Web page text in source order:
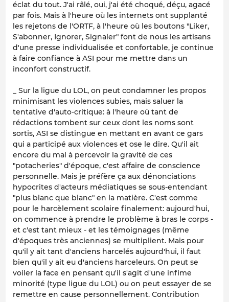
éclat du tout. J'ai râlé, oui, j'ai été choqué, déçu, agacé
par fois. Mais à l'heure où les internets ont supplanté
les rejetons de l'ORTF, à l'heure où les boutons "Liker,
S'abonner, Ignorer, Signaler" font de nous les artisans
d'une presse individualisée et confortable, je continue
à faire confiance à ASI pour me mettre dans un
inconfort constructif.
_ Sur la ligue du LOL, on peut condamner les propos
minimisant les violences subies, mais saluer la
tentative d'auto-critique: à l'heure où tant de
rédactions tombent sur ceux dont les noms sont
sortis, ASI se distingue en mettant en avant ce gars
qui a participé aux violences et ose le dire. Qu'il ait
encore du mal à percevoir la gravité de ces
"potacheries" d'époque, c'est affaire de conscience
personnelle. Mais je préfère ça aux dénonciations
hypocrites d'acteurs médiatiques se sous-entendant
"plus blanc que blanc" en la matière. C'est comme
pour le harcèlement scolaire finalement: aujourd'hui,
on commence à prendre le problème à bras le corps -
et c'est tant mieux - et les témoignages (même
d'époques très anciennes) se multiplient. Mais pour
qu'il y ait tant d'anciens harcelés aujourd'hui, il faut
bien qu'il y ait eu d'anciens harceleurs. On peut se
voiler la face en pensant qu'il s'agit d'une infime
minorité (type ligue du LOL) ou on peut essayer de se
remettre en cause personnellement. Contribution